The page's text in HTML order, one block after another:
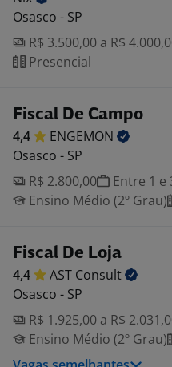
Osasco - SP
R$ 3.500,00 a R$
Presencial
Fiscal De Campo
4,4
ENGEMON
Osasco - SP
R$ 2.800,00
Entre 1 e
Ensino Médio (2º Grau)
Fiscal De Loja
4,4 AST Consult
Osasco - SP
R$ 1.925,00 a R$
Ensino Médio (2º Grau)